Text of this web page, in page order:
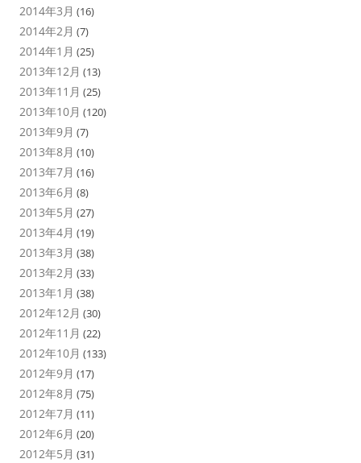
2014年3月 (16)
2014年2月 (7)
2014年1月 (25)
2013年12月 (13)
2013年11月 (25)
2013年10月 (120)
2013年9月 (7)
2013年8月 (10)
2013年7月 (16)
2013年6月 (8)
2013年5月 (27)
2013年4月 (19)
2013年3月 (38)
2013年2月 (33)
2013年1月 (38)
2012年12月 (30)
2012年11月 (22)
2012年10月 (133)
2012年9月 (17)
2012年8月 (75)
2012年7月 (11)
2012年6月 (20)
2012年5月 (31)